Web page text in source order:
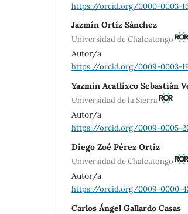
https://orcid.org/0000-0003-
Jazmín Ortíz Sánchez
Universidad de Chalcatongo
Autor/a
https://orcid.org/0009-0003-
Yazmin Acatlixco Sebastián
Universidad de la Sierra
Autor/a
https://orcid.org/0009-0005-
Diego Zoé Pérez Ortiz
Universidad de Chalcatongo
Autor/a
https://orcid.org/0009-0000-
Carlos Ángel Gallardo Casas